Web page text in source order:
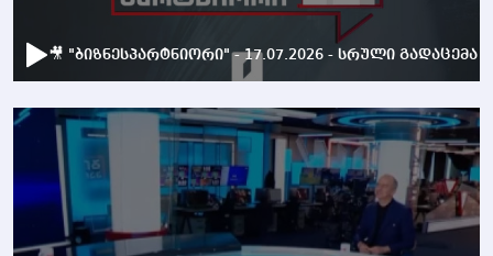
🎥 "ბიზნესპარტნიორი" - 17.07.2026 - სრული გადაცემა